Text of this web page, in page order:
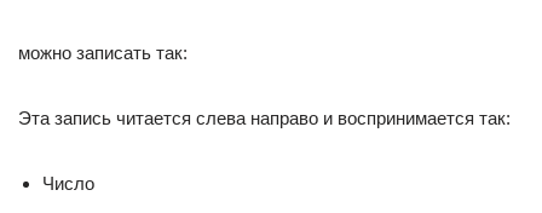
можно записать так:
Эта запись читается слева направо и воспринимается так:
Число